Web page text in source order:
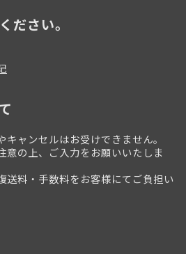
ださい。
ャンセルはお受けできません。
意の上、ご入力をお願いいたしま
送料・手数料をお客様にてご負担い